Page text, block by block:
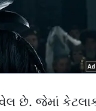
જેમાં કેટલાક